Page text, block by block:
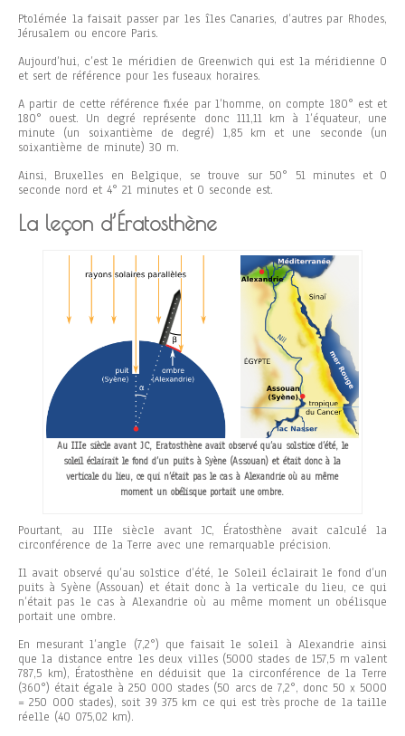
Ptolémée la faisait passer par les îles Canaries, d’autres par Rhodes,
Jérusalem ou encore Paris.
Aujourd’hui, c’est le méridien de Greenwich qui est la méridienne 0
et sert de référence pour les fuseaux horaires.
A partir de cette référence fixée par l’homme, on compte 180° est et
180° ouest. Un degré représente donc 111,11 km à l’équateur, une
minute (un soixantième de degré) 1,85 km et une seconde (un
soixantième de minute) 30 m.
Ainsi, Bruxelles en Belgique, se trouve sur 50° 51 minutes et 0
seconde nord et 4° 21 minutes et 0 seconde est.
La leçon d’Ératosthène
Au IIIe siècle avant JC, Eratosthène avait observé qu’au solstice d’été, le
soleil éclairait le fond d’un puits à Syène (Assouan) et était donc à la
verticale du lieu, ce qui n’était pas le cas à Alexandrie où au même
moment un obélisque portait une ombre.
Pourtant, au IIIe siècle avant JC, Ératosthène avait calculé la
circonférence de la Terre avec une remarquable précision.
Il avait observé qu’au solstice d’été, le Soleil éclairait le fond d’un
puits à Syène (Assouan) et était donc à la verticale du lieu, ce qui
n’était pas le cas à Alexandrie où au même moment un obélisque
portait une ombre.
En mesurant l’angle (7,2°) que faisait le soleil à Alexandrie ainsi
que la distance entre les deux villes (5000 stades de 157,5 m valent
787,5 km), Ératosthène en déduisit que la circonférence de la Terre
(360°) était égale à 250 000 stades (50 arcs de 7,2°, donc 50 x 5000
= 250 000 stades), soit 39 375 km ce qui est très proche de la taille
réelle (40 075,02 km).